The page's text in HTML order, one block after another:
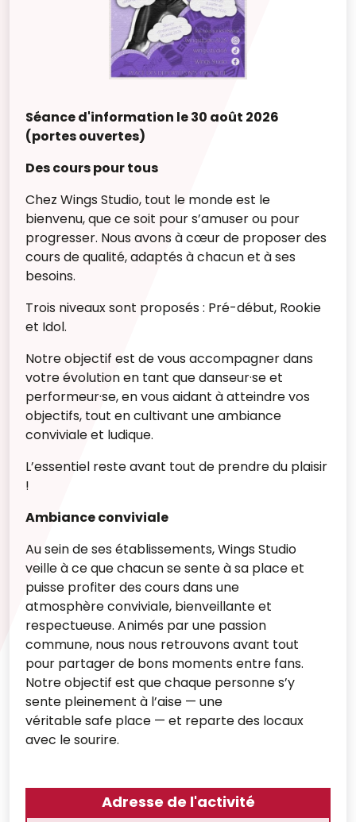
Séance d'information le 30 août 2026
(portes ouvertes)
Des cours pour tous
Chez Wings Studio, tout le monde est le
bienvenu, que ce soit pour s’amuser ou pour
progresser. Nous avons à cœur de proposer des
cours de qualité, adaptés à chacun et à ses
besoins.
Trois niveaux sont proposés : Pré-début, Rookie
et Idol.
Notre objectif est de vous accompagner dans
votre évolution en tant que danseur·se et
performeur·se, en vous aidant à atteindre vos
objectifs, tout en cultivant une ambiance
conviviale et ludique.
L’essentiel reste avant tout de prendre du plaisir
!
Ambiance conviviale
Au sein de ses établissements, Wings Studio
veille à ce que chacun se sente à sa place et
puisse profiter des cours dans une
atmosphère conviviale, bienveillante et
respectueuse. Animés par une passion
commune, nous nous retrouvons avant tout
pour partager de bons moments entre fans.
Notre objectif est que chaque personne s’y
sente pleinement à l’aise — une
véritable safe place — et reparte des locaux
avec le sourire.
Adresse de l'activité